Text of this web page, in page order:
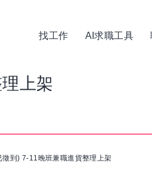
找工作 AI求職工具
上架
徵到) 7-11晚班兼職進貨整理上架